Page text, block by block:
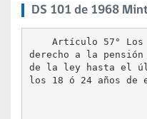
DS 101 de 1968
Artículo 57°
derecho a la
de la ley hasta el